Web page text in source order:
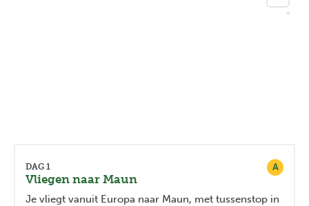
A
DAG 1
Vliegen naar Maun
Je vliegt vanuit Europa naar Maun, met tussenstop in